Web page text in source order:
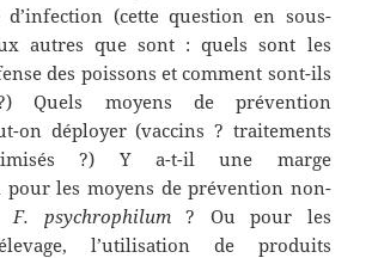
(cette question en sous-
autres que sont : quels sont les
des poissons et comment sont-ils
Quels moyens de prévention
on déployer (vaccins ? traitements
?) Y a-t-il une marge
pour les moyens de prévention non-
F. psychrophilum? Ou pour les
l’utilisation de produits